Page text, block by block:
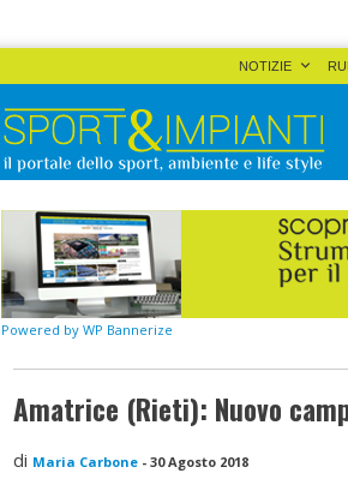
NOTIZIE
Sport&Impianti
Powered by WP Bannerize
Amatrice (Rieti): Nuovo
di Maria Carbone - 30 Agosto 2018